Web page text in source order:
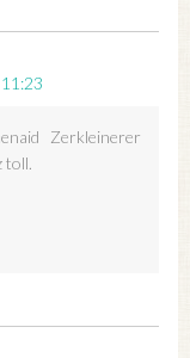
Zerkleinerer
toll.